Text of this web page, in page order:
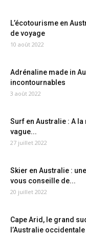
L’écotourisme en
de voyage
10 août 2022
Adrénaline made in
incontournables
3 août 2022
Surf en Australie : A
vague...
27 juillet 2022
Skier en Australie :
vous conseille de...
20 juillet 2022
Cape Arid, le grand
l’Australie occidentale